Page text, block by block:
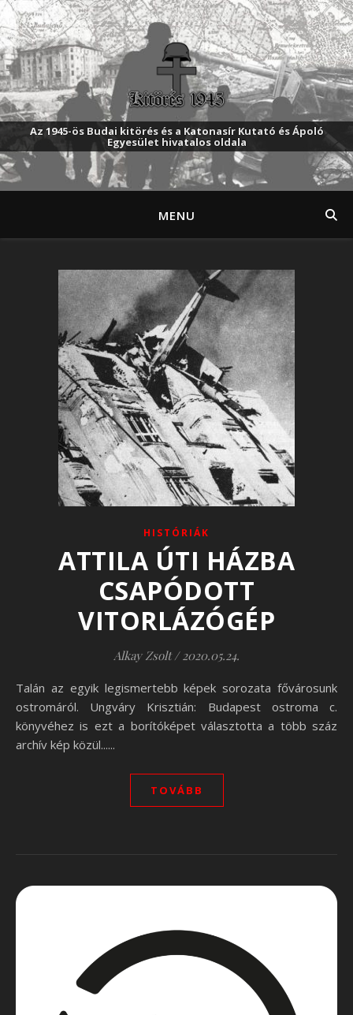
Az 1945-ös Budai kitörés és a Katonasír Kutató és Ápoló
Egyesület hivatalos oldala
MENU
HISTÓRIÁK
ATTILA ÚTI HÁZBA
CSAPÓDOTT
VITORLÁZÓGÉP
Alkay Zsolt / 2020.05.24.
Talán az egyik legismertebb képek sorozata fővárosunk
ostromáról. Ungváry Krisztián: Budapest ostroma c.
könyvéhez is ezt a borítóképet választotta a több száz
archív kép közül......
TOVÁBB